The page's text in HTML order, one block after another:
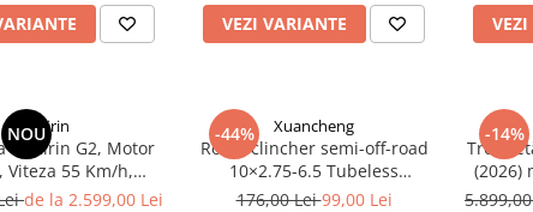
VEZI VARIANTE
NOU
KuKirin
KuKirin G2, Motor
Viteza 55 Km/h,
55-60 Km, [2026]
de la 2.599,00 Lei
-44% Xuancheng
Roată clincher semi-off-road
10×2.75-6.5 Tubeless
[Xuancheng]
176,00 Lei99,00 Lei
-14%
(2026)